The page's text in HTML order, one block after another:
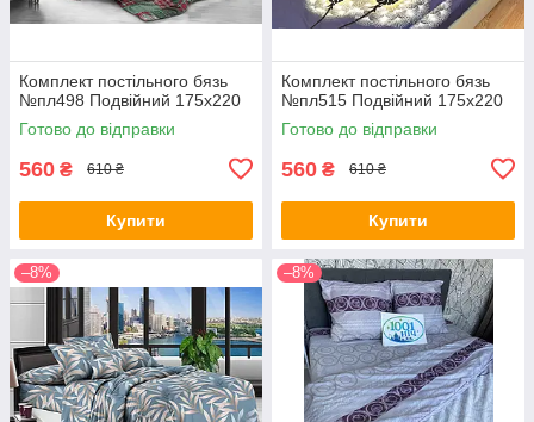
Комплект постільного бязь
№пл498 Подвійний 175х220
Готово до відправки
560 ₴ 610 ₴
Купити
Комплект постільного бязь
№пл515 Подвійний 175х220
Готово до відправки
560 ₴ 610 ₴
Купити
–8% –8%